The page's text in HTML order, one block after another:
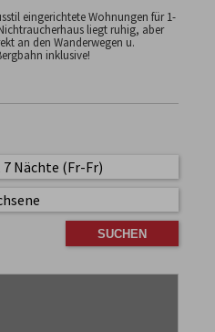
eingerichtete Wohnungen für 1-
liegt ruhig, aber
an den Wanderwegen u.
inklusive!
7 Nächte (Fr-Fr)